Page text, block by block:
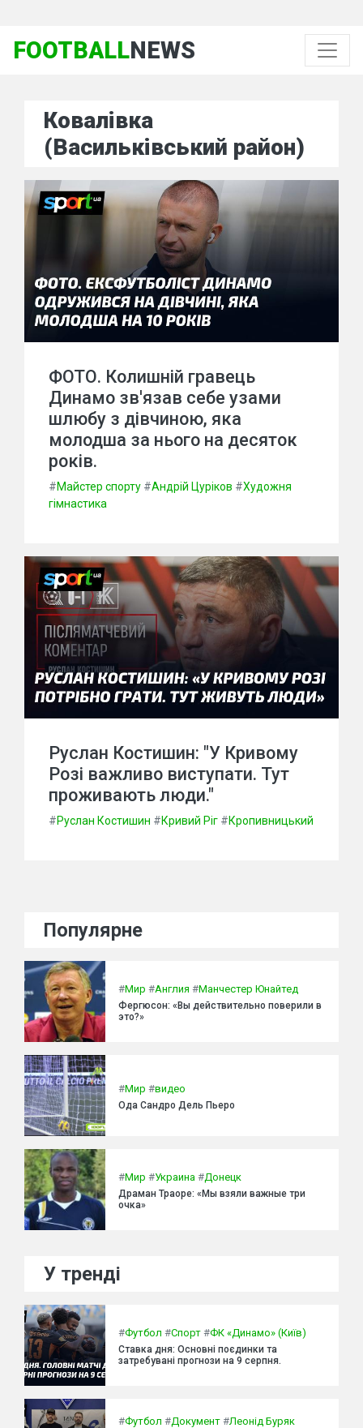
FOOTBALLNEWS
Ковалівка
(Васильківський район)
ФОТО. Колишній гравець
Динамо зв'язав себе узами
шлюбу з дівчиною, яка
молодша за нього на десяток
років.
#Майстер спорту #Андрій Цуріков #Художня
гімнастика
Руслан Костишин: "У Кривому
Розі важливо виступати. Тут
проживають люди."
#Руслан Костишин #Кривий Ріг #Кропивницький
Популярне
#Мир #Англия #Манчестер Юнайтед
Фергюсон: «Вы действительно поверили в
это?»
#Мир #видео
Ода Сандро Дель Пьеро
#Мир #Украина #Донецк
Драман Траоре: «Мы взяли важные три
очка»
У тренді
#Футбол #Спорт #ФК «Динамо» (Київ)
Ставка дня: Основні поєдинки та
затребувані прогнози на 9 серпня.
#Футбол #Документ #Леонід Буряк